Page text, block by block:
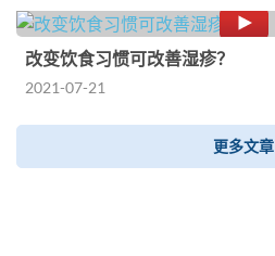
改变饮食习惯可改善湿疹？
2021-07-21
更多文章